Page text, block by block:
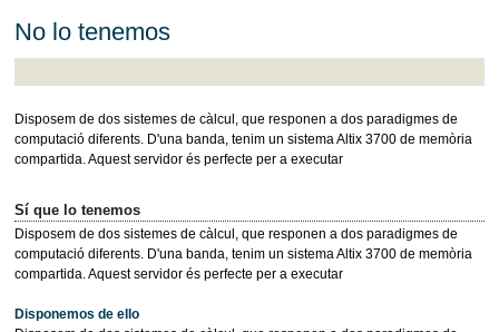
No lo tenemos
Disposem de dos sistemes de càlcul, que responen a dos paradigmes de
computació diferents. D'una banda, tenim un sistema Altix 3700 de memòria
compartida. Aquest servidor és perfecte per a executar
Sí que lo tenemos
Disposem de dos sistemes de càlcul, que responen a dos paradigmes de
computació diferents. D'una banda, tenim un sistema Altix 3700 de memòria
compartida. Aquest servidor és perfecte per a executar
Disponemos de ello